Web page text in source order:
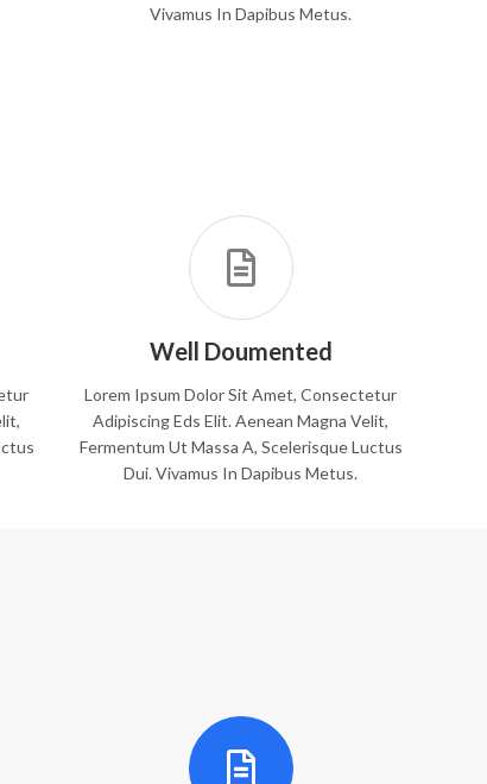
Vivamus In Dapibus Metus.
Well Doumented
Lorem Ipsum Dolor Sit Amet, Consectetur
Adipiscing Eds Elit. Aenean Magna Velit,
Fermentum Ut Massa A, Scelerisque Luctus
Dui. Vivamus In Dapibus Metus.